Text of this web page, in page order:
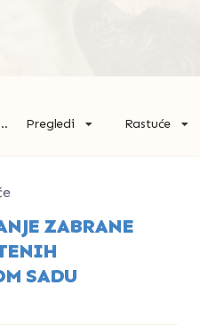
Pregledi Rastuće
ZABRANE
SADU